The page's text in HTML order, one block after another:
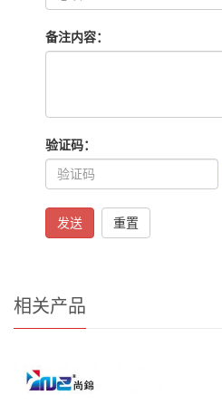
备注内容：
验证码：
发送 重置
相关产品